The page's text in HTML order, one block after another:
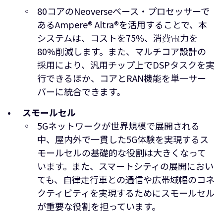
80コアのNeoverseベース・プロセッサーで
あるAmpere® Altra®を活用することで、本
システムは、コストを75%、消費電力を
80%削減します。また、マルチコア設計の
採用により、汎用チップ上でDSPタスクを実
行できるほか、コアとRAN機能を単一サー
バーに統合できます。
スモールセル
5Gネットワークが世界規模で展開される
中、屋内外で一貫した5G体験を実現するス
モールセルの基礎的な役割は大きくなって
います。また、スマートシティの展開におい
ても、自律走行車との通信や広帯域幅のコネ
クティビティを実現するためにスモールセル
が重要な役割を担っています。